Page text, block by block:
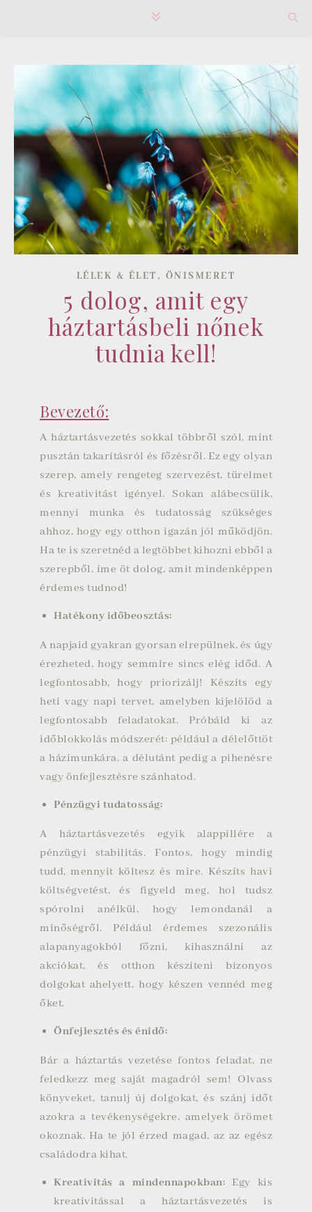
LÉLEK & ÉLET , ÖNISMERET
5 dolog, amit egy
háztartásbeli nőnek
tudnia kell!
Bevezető:
A háztartásvezetés sokkal többről szól, mint
pusztán takarításról és főzésről. Ez egy olyan
szerep, amely rengeteg szervezést, türelmet
és kreativitást igényel. Sokan alábecsülik,
mennyi munka és tudatosság szükséges
ahhoz, hogy egy otthon igazán jól működjön.
Ha te is szeretnéd a legtöbbet kihozni ebből a
szerepből, íme öt dolog, amit mindenképpen
érdemes tudnod!
Hatékony időbeosztás:
A napjaid gyakran gyorsan elrepülnek, és úgy
érezheted, hogy semmire sincs elég időd. A
legfontosabb, hogy priorizálj! Készíts egy
heti vagy napi tervet, amelyben kijelölöd a
legfontosabb feladatokat. Próbáld ki az
időblokkolás módszerét: például a délelőttöt
a házimunkára, a délutánt pedig a pihenésre
vagy önfejlesztésre szánhatod.
Pénzügyi tudatosság:
A háztartásvezetés egyik alappillére a
pénzügyi stabilitás. Fontos, hogy mindig
tudd, mennyit költesz és mire. Készíts havi
költségvetést, és figyeld meg, hol tudsz
spórolni anélkül, hogy lemondanál a
minőségről. Például érdemes szezonális
alapanyagokból főzni, kihasználni az
akciókat, és otthon készíteni bizonyos
dolgokat ahelyett, hogy készen vennéd meg
őket.
Önfejlesztés és énidő:
Bár a háztartás vezetése fontos feladat, ne
feledkezz meg saját magadról sem! Olvass
könyveket, tanulj új dolgokat, és szánj időt
azokra a tevékenységekre, amelyek örömet
okoznak. Ha te jól érzed magad, az az egész
családodra kihat.
Kreativitás a mindennapokban: Egy kis
kreativitással a háztartásvezetés is